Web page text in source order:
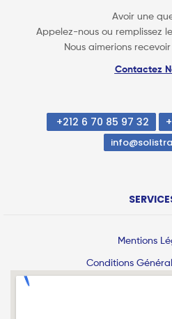
Avoir une
Appelez-nous ou remplissez
Nous aimerions
Contactez
+212 6 70 85 97 32
Mentions
Conditions